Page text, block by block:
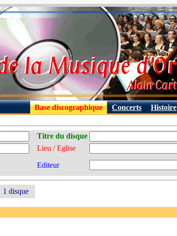
Base discographique Concerts Histoire
Titre du disque
Lieu / Eglise
Editeur
1 disque